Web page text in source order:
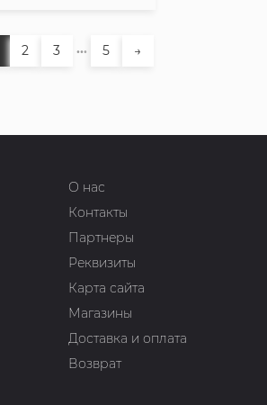
2 3 ... 5 →
О нас
Контакты
Партнеры
Реквизиты
Карта сайта
Магазины
Доставка и оплата
Возврат